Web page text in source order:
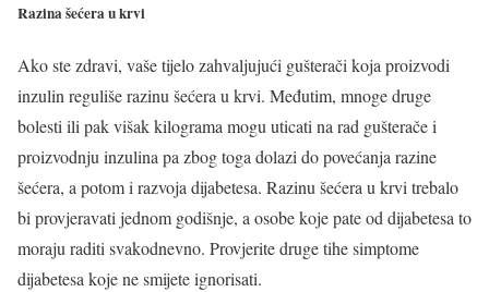
Razina šećera u krvi
Ako ste zdravi, vaše tijelo zahvaljujući gušterači koja proizvodi
inzulin reguliše razinu šećera u krvi. Međutim, mnoge druge
bolesti ili pak višak kilograma mogu uticati na rad gušterače i
proizvodnju inzulina pa zbog toga dolazi do povećanja razine
šećera, a potom i razvoja dijabetesa. Razinu šećera u krvi trebalo
bi provjeravati jednom godišnje, a osobe koje pate od dijabetesa to
moraju raditi svakodnevno. Provjerite druge tihe simptome
dijabetesa koje ne smijete ignorisati.